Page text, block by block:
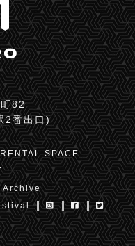
82
2番出口)
RENTAL SPACE
Archive